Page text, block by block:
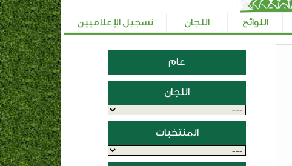
اللوائح اللجان تسجيل الإعلاميين
عام
اللجان
المنتخبات